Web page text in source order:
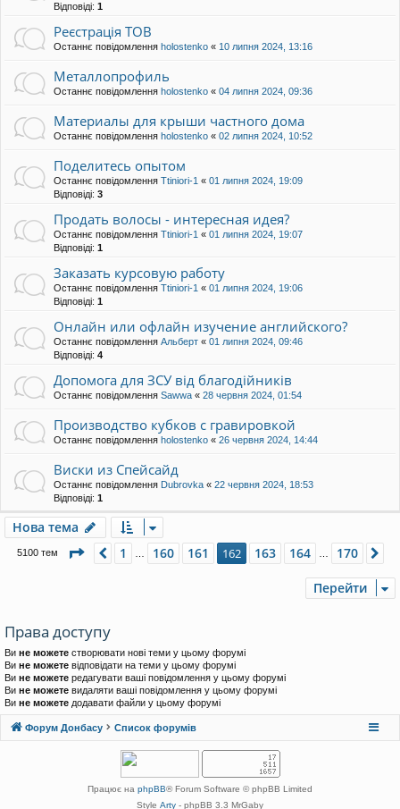
Відповіді: 1
Реєстрація ТОВ
Останнє повідомлення holostenko « 10 липня 2024, 13:16
Металлопрофиль
Останнє повідомлення holostenko « 04 липня 2024, 09:36
Материалы для крыши частного дома
Останнє повідомлення holostenko « 02 липня 2024, 10:52
Поделитесь опытом
Останнє повідомлення Ttiniori-1 « 01 липня 2024, 19:09
Відповіді: 3
Продать волосы - интересная идея?
Останнє повідомлення Ttiniori-1 « 01 липня 2024, 19:07
Відповіді: 1
Заказать курсовую работу
Останнє повідомлення Ttiniori-1 « 01 липня 2024, 19:06
Відповіді: 1
Онлайн или офлайн изучение английского?
Останнє повідомлення Альберт « 01 липня 2024, 09:46
Відповіді: 4
Допомога для ЗСУ від благодійників
Останнє повідомлення Sawwa « 28 червня 2024, 01:54
Производство кубков с гравировкой
Останнє повідомлення holostenko « 26 червня 2024, 14:44
Виски из Спейсайд
Останнє повідомлення Dubrovka « 22 червня 2024, 18:53
Відповіді: 1
Нова тема
5100 тем Сторінка 162з 170
Поперед.
1 160 161 162 163 164 170
Перейти
Права доступу
Ви не можете створювати нові теми у цьому форумі
Ви не можете відповідати на теми у цьому форумі
Ви не можете редагувати ваші повідомлення у цьому форумі
Ви не можете видаляти ваші повідомлення у цьому форумі
Ви не можете додавати файли у цьому форумі
Форум Донбасу Список форумів
Працює на phpBB® Forum Software © phpBB Limited
Style Arty - phpBB 3.3 MrGaby